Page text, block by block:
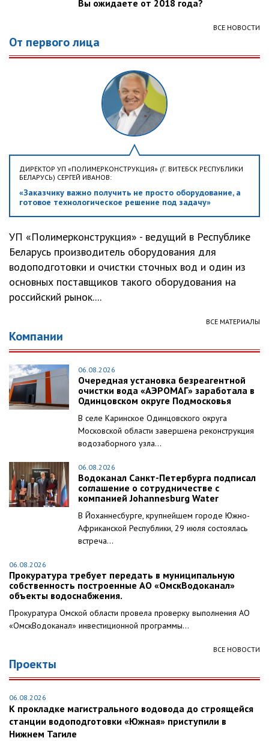
Вы ожидаете от 2018 года?
ВСЕ НОВОСТИ
От первого лица
ДИРЕКТОР УП «ПОЛИМЕРКОНСТРУКЦИЯ» (Г. ВИТЕБСК РЕСПУБЛИКИ
БЕЛАРУСЬ) СЕРГЕЙ ИВАНОВ:
«Заказчику важно получить не просто оборудование, а
готовое технологическое решение под задачу»
УП «Полимерконструкция» - ведущий в Республике
Беларусь производитель оборудования для
водоподготовки и очистки сточных вод и один из
основных поставщиков такого оборудования на
российский рынок....
ВСЕ МАТЕРИАЛЫ
Компании
06.08.2026
Очередная установка безреагентной
очистки вода «АЭРОМАГ» заработала в
Одинцовском округе Подмосковья
В селе Каринское Одинцовского округа
Московской области завершена реконструкция
водозаборного узла...
06.08.2026
Водоканал Санкт-Петербурга подписал
соглашение о сотрудничестве с
компанией Johannesburg Water
В Йоханнесбурге, крупнейшем городе Южно-
Африканской Республики, 29 июля состоялась
встреча...
06.08.2026
Прокуратура требует передать в муниципальную
собственность построенные АО «ОмскВодоканал»
объекты водоснабжения.
Прокуратура Омской области провела проверку выполнения АО
«ОмскВодоканал» инвестиционной программы...
ВСЕ НОВОСТИ
Проекты
06.08.2026
К прокладке магистрального водовода до строящейся
станции водоподготовки «Южная» приступили в
Нижнем Тагиле